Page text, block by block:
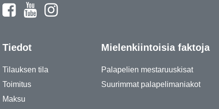
Tiedot
Tilauksen tila
Toimitus
Maksu
Mielenkiintoisia faktoja
Palapelien mestaruuskisat
Suurimmat palapelimaniakot